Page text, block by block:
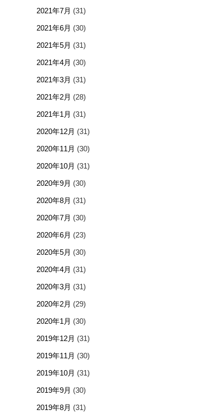
2021年7月 (31)
2021年6月 (30)
2021年5月 (31)
2021年4月 (30)
2021年3月 (31)
2021年2月 (28)
2021年1月 (31)
2020年12月 (31)
2020年11月 (30)
2020年10月 (31)
2020年9月 (30)
2020年8月 (31)
2020年7月 (30)
2020年6月 (23)
2020年5月 (30)
2020年4月 (31)
2020年3月 (31)
2020年2月 (29)
2020年1月 (30)
2019年12月 (31)
2019年11月 (30)
2019年10月 (31)
2019年9月 (30)
2019年8月 (31)